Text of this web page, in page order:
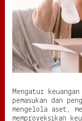
a
r
u
s
K
s
e
t
a
p
Mengatur
pemasukan dan
mengelola aset,
memproyeksikan